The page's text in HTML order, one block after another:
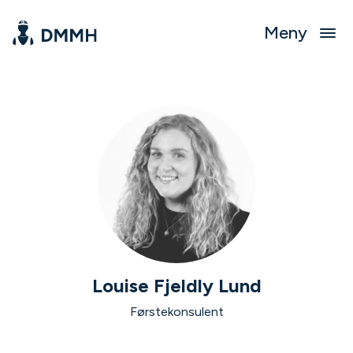
Meny
Louise Fjeldly Lund
Førstekonsulent